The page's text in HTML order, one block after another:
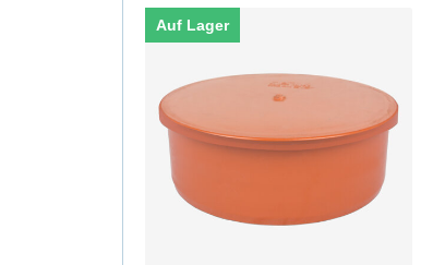
Auf Lager